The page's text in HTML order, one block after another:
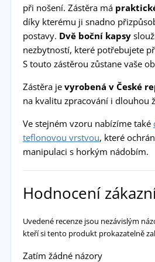
při nošení. Zástěra má
díky kterému ji snadno
postavy. Dvě boční kapsy
nezbytností, které potřebujete
S touto zástěrou zůstane vaše
Zástěra je vyrobená v České
na kvalitu zpracování i dlouhou
Ve stejném vzoru nabízíme také
teflonovou vrstvou, které
manipulaci s horkým nádobím.
Hodnocení
Uvedené recenze jsou nezávislým
kteří si tento produkt prokazatelně
Zatím žádné názory